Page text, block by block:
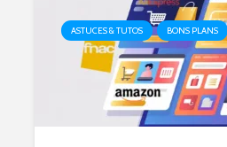
ASTUCES & TUTOS BONS PLANS